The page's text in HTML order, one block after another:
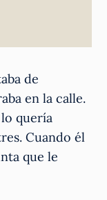
de
en la calle.
quería
Cuando él
que le